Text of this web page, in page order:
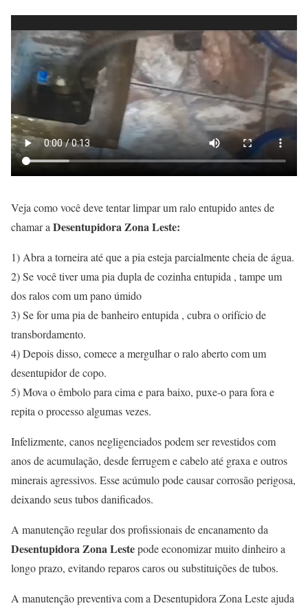
Veja como você deve tentar limpar um ralo entupido antes de
chamar aDesentupidora Zona Leste:
1) Abra a torneira até que a pia esteja parcialmente cheia de água.
2) Se você tiver uma pia dupla de cozinha entupida , tampe um
dos ralos com um pano úmido
3) Se for uma pia de banheiro entupida , cubra o orifício de
transbordamento.
4) Depois disso, comece a mergulhar o ralo aberto com um
desentupidor de copo.
5) Mova o êmbolo para cima e para baixo, puxe-o para fora e
repita o processo algumas vezes.
Infelizmente, canos negligenciados podem ser revestidos com
anos de acumulação, desde ferrugem e cabelo até graxa e outros
minerais agressivos. Esse acúmulo pode causar corrosão perigosa,
deixando seus tubos danificados.
A manutenção regular dos profissionais de encanamento da
Desentupidora Zona Lestepode economizar muito dinheiro a
longo prazo, evitando reparos caros ou substituições de tubos.
A manutenção preventiva com a Desentupidora Zona Leste ajuda